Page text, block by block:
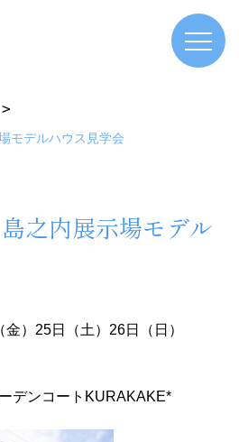
モデルハウス見学会
島之内展示場モデル
）25日（土）26日（日）
デンコートKURAKAKE*